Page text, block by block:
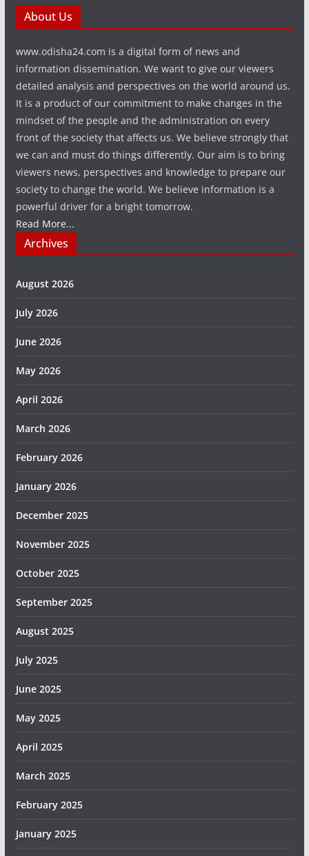
About Us
www.odisha24.com is a digital form of news and
information dissemination. We want to give our viewers
detailed analysis and perspectives on the world around us.
It is a product of our commitment to make changes in the
mindset of the people and the administration on every
front of the society that affects us. We believe strongly that
we can and must do things differently. Our aim is to bring
viewers news, perspectives and knowledge to prepare our
society to change the world. We believe information is a
powerful driver for a bright tomorrow.
Read More...
Archives
August 2026
July 2026
June 2026
May 2026
April 2026
March 2026
February 2026
January 2026
December 2025
November 2025
October 2025
September 2025
August 2025
July 2025
June 2025
May 2025
April 2025
March 2025
February 2025
January 2025